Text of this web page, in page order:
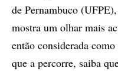
de Pernambuco
mostra um olhar mais
então considerada
que a percorre, saiba